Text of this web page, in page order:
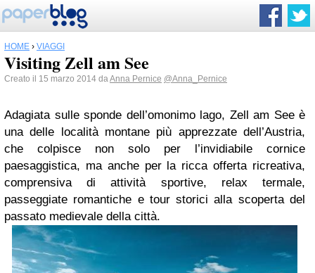
HOME › VIAGGI
Visiting Zell am See
Creato il 15 marzo 2014 daAnna Pernice @Anna_Pernice
Adagiata sulle sponde dell’omonimo lago, Zell am See è
una delle località montane più apprezzate dell’Austria,
che colpisce non solo per l’invidiabile cornice
paesaggistica, ma anche per la ricca offerta ricreativa,
comprensiva di attività sportive, relax termale,
passeggiate romantiche e tour storici alla scoperta del
passato medievale della città.